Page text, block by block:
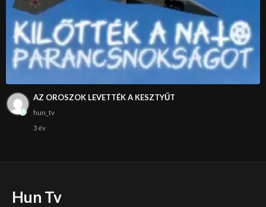
AZ OROSZOK LEVETTÉK A KESZTYŰT
hun_tv
3 év
Hun Tv